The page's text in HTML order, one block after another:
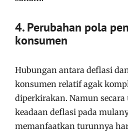
4. Perubahan pola
konsumen
Hubungan antara deflasi
konsumen relatif agak
diperkirakan. Namun
keadaan deflasi pada
memanfaatkan turunnya